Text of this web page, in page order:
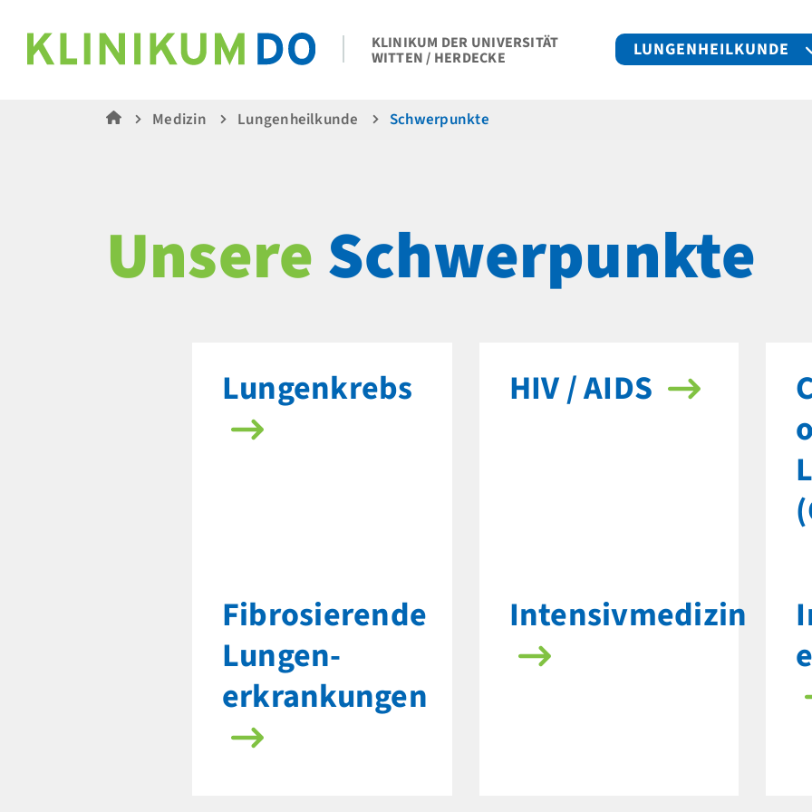
KLINIKUM DER UNIVERSITÄT
WITTEN / HERDECKE LUNGENHEILKUNDE
Medizin Lungenheilkunde Schwerpunkte
UnsereSchwerpunkte
Lungenkrebs HIV / AIDS
Fibrosierende
Lungen­
erkrankungen
Intensivmedizin